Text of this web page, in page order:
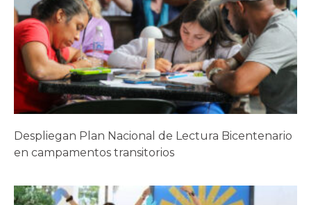
Despliegan Plan Nacional de Lectura Bicentenario
en campamentos transitorios